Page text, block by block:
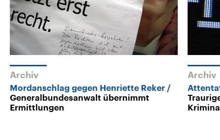
Archiv
Mordanschlag gegen Henriette Reker
Generalbundesanwalt übernimmt
Ermittlungen
Archiv